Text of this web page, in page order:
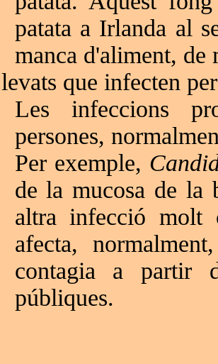
patata a Irlanda al
manca d'aliment, de
que infecten
Les infeccions
persones,
Per exemple,
de la mucosa de la
altra infecció molt
afecta,
contagia a partir
públiques.